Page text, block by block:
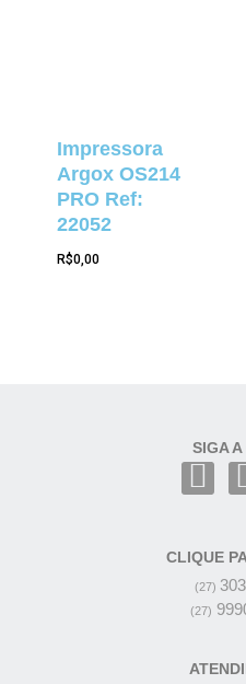
Impressora
Argox OS214
PRO Ref:
22052
R$0,00
SIGA A
CLIQUE
(27)
(27)